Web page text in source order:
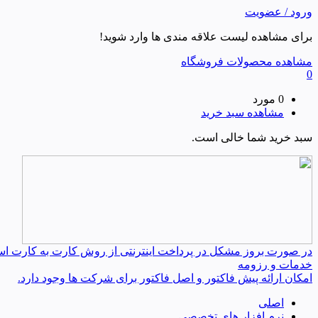
ورود / عضویت
برای مشاهده لیست علاقه مندی ها وارد شوید!
مشاهده محصولات فروشگاه
0
0 مورد
مشاهده سبد خرید
سبد خرید شما خالی است.
در صورت بروز مشکل در پرداخت اینترنتی از روش کارت به کارت
خدمات و رزومه
امکان ارائه پیش فاکتور و اصل فاکتور برای شرکت ها وجود دارد.
اصلی